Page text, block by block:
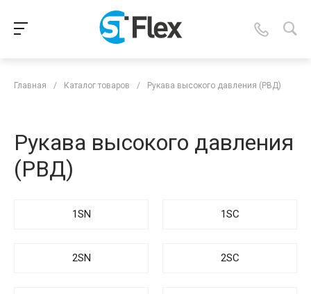
Главная / Каталог товаров / Рукава высокого давления (РВД)
Рукава высокого давления
(РВД)
1SN 1SC
2SN 2SC